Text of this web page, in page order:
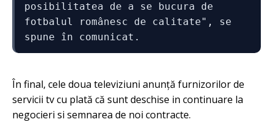
posibilitatea de a se bucura de
fotbalul românesc de calitate", se
spune în comunicat.
În final, cele doua televiziuni anunță furnizorilor de
servicii tv cu plată că sunt deschise in continuare la
negocieri si semnarea de noi contracte.